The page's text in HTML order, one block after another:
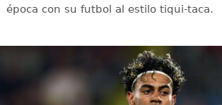
época con su futbol al estilo tiqui-taca.